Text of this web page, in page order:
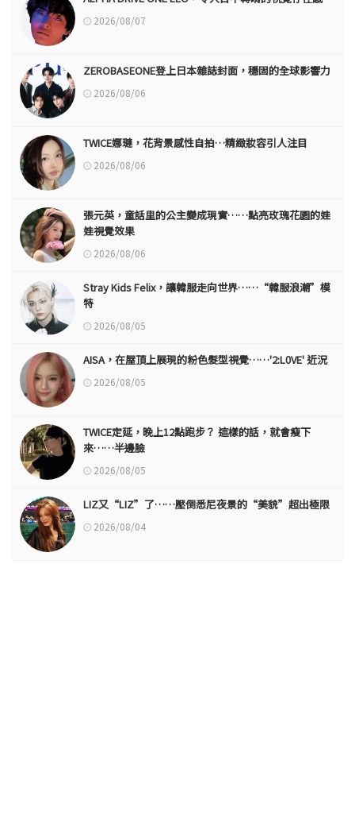
2026/08/07
ZEROBASEONE登上日本雜誌封面，穩固的全球影響力
2026/08/06
TWICE娜璉，花背景感性自拍…精緻妝容引人注目
2026/08/06
張元英，童話里的公主變成現實……點亮玫瑰花園的娃
娃視覺效果
2026/08/06
Stray Kids Felix，讓韓服走向世界……“韓服浪潮”模
特
2026/08/05
AISA，在屋頂上展現的粉色髮型視覺……'2:L0VE' 近況
2026/08/05
TWICE定延，晚上12點跑步？ 這樣的話，就會瘦下
來……半邊臉
2026/08/05
LIZ又“LIZ”了……壓倒悉尼夜景的“美貌”超出極限
2026/08/04